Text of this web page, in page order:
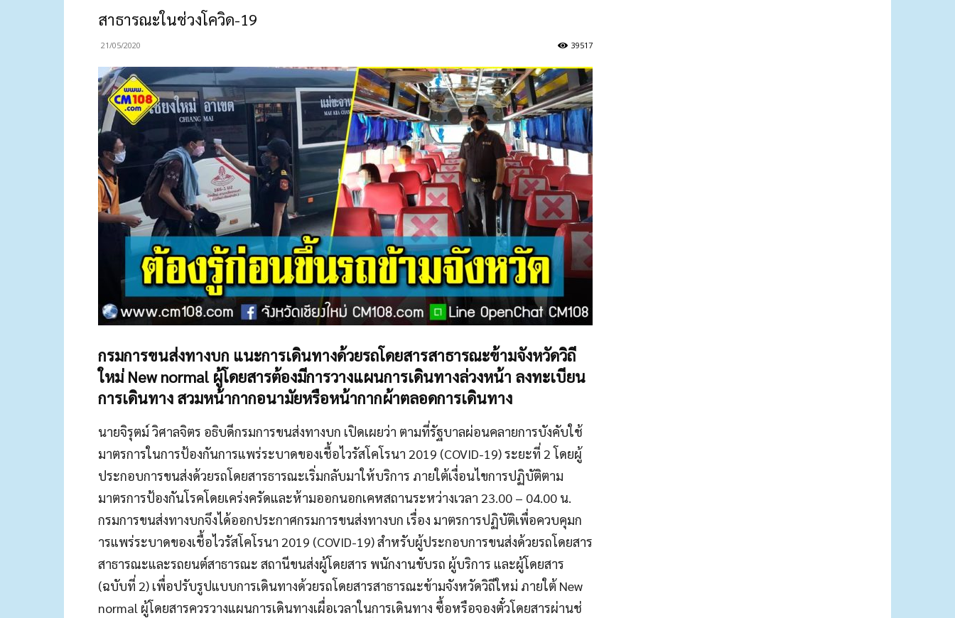
สาธารณะในช่วงโควิด-19
21/05/2020 39517
กรมการขนส่งทางบก แนะการเดินทางด้วยรถโดยสารสาธารณะข้ามจังหวัดวิถี
ใหม่ New normal ผู้โดยสารต้องมีการวางแผนการเดินทางล่วงหน้า ลงทะเบียน
การเดินทาง สวมหน้ากากอนามัยหรือหน้ากากผ้าตลอดการเดินทาง
นายจิรุตม์ วิศาลจิตร อธิบดีกรมการขนส่งทางบก เปิดเผยว่า ตามที่รัฐบาลผ่อนคลายการบังคับใช้
มาตรการในการป้องกันการแพร่ระบาดของเชื้อไวรัสโคโรนา 2019 (COVID-19) ระยะที่ 2 โดยผู้
ประกอบการขนส่งด้วยรถโดยสารธารณะเริ่มกลับมาให้บริการ ภายใต้เงื่อนไขการปฏิบัติตาม
มาตรการป้องกันโรคโดยเคร่งครัดและห้ามออกนอกเคหสถานระหว่างเวลา 23.00 – 04.00 น.
กรมการขนส่งทางบกจึงได้ออกประกาศกรมการขนส่งทางบก เรื่อง มาตรการปฏิบัติเพื่อควบคุมก
ารแพร่ระบาดของเชื้อไวรัสโคโรนา 2019 (COVID-19) สำหรับผู้ประกอบการขนส่งด้วยรถโดยสาร
สาธารณะและรถยนต์สาธารณะ สถานีขนส่งผู้โดยสาร พนักงานขับรถ ผู้บริการ และผู้โดยสาร
(ฉบับที่ 2) เพื่อปรับรูปแบบการเดินทางด้วยรถโดยสารสาธารณะข้ามจังหวัดวิถีใหม่ ภายใต้ New
normal ผู้โดยสารควรวางแผนการเดินทางเผื่อเวลาในการเดินทาง ซื้อหรือจองตั๋วโดยสารผ่านช